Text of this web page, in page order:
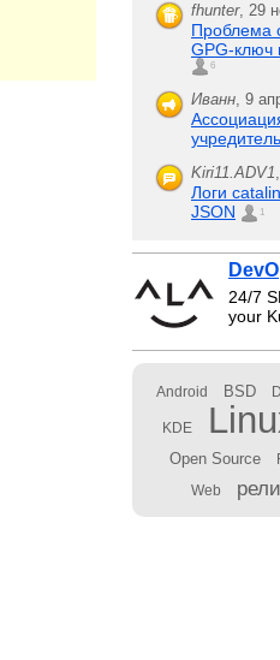
fhunter, 29
Проблема
GPG-ключ
6
Иванн, 9
Kiri11.ADV1,
Логи
JSON
1
24/7
your
Android BSD
KDE
Open Source
Web